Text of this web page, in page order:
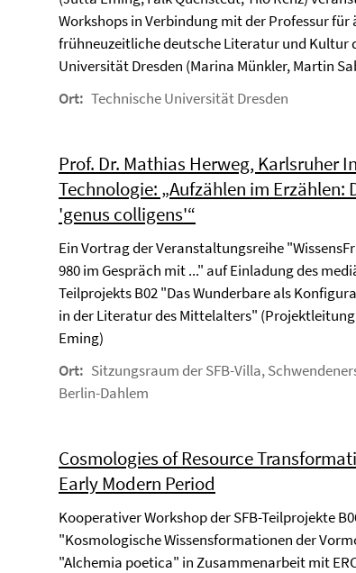
Workshops in Verbindung mit der Professur für
frühneuzeitliche deutsche Literatur und Kultur
Universität Dresden (Marina Münkler, Martin
Ort: Technische Universität Dresden
Prof. Dr. Mathias Herweg, Karlsruher
Technologie: „Aufzählen im Erzählen:
'genus colligens'“
Ein Vortrag der Veranstaltungsreihe
980 im Gespräch mit ..." auf Einladung des
Teilprojekts B02 "Das Wunderbare als
in der Literatur des Mittelalters"
Eming)
Ort: Sitzungsraum der SFB-Villa,
Berlin-Dahlem
Cosmologies of Resource
Early Modern Period
Kooperativer Workshop der SFB-Teilprojekte
"Kosmologische Wissensformationen der
"Alchemia poetica" in Zusammenarbeit mit